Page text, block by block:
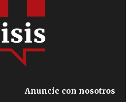
Anuncie con nosotros